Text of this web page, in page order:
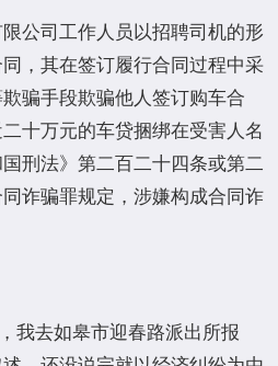
公司工作人员以招聘司机的形
，其在签订履行合同过程中采
骗手段欺骗他人签订购车合
十万元的车贷捆绑在受害人名
刑法》第二百二十四条或第二
诈骗罪规定，涉嫌构成合同诈
我去如皋市迎春路派出所报